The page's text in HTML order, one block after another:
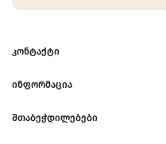
ᲙᲝᲜᲢᲐᲥᲢᲘ
ᲘᲜᲤᲝᲠᲛᲐᲪᲘᲐ
ᲨᲗᲐᲑᲔᲭᲓᲘᲚᲔᲑᲔᲑᲘ